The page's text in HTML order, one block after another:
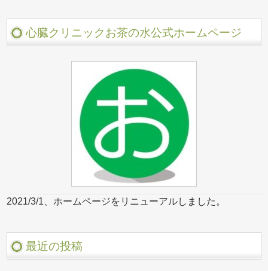
心臓クリニックお茶の水公式ホームページ
2021/3/1、ホームページをリニューアルしました。
最近の投稿